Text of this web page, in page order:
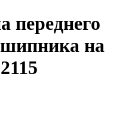
переднего
на